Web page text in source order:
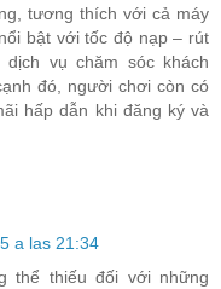
tương thích với cả máy
bật với tốc độ nạp – rút
vụ chăm sóc khách
đó, người chơi còn có
hấp dẫn khi đăng ký và
a las 21:34
thể thiếu đối với những